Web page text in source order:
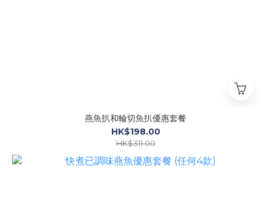
燕魚扒和輪切魚扒優惠套餐
HK$198.00
HK$311.00